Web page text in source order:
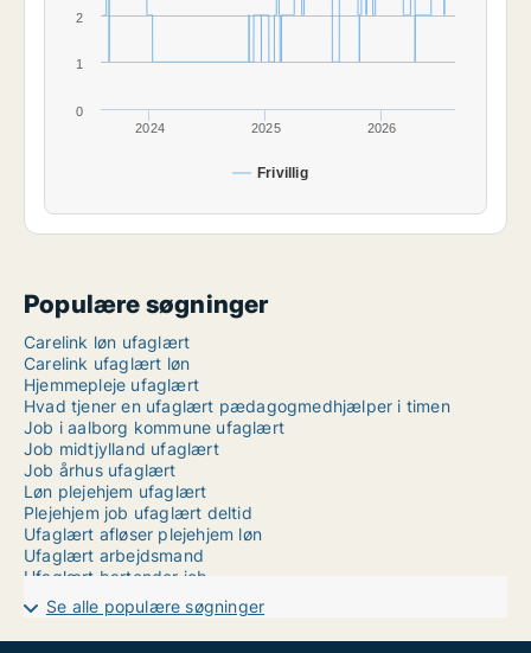
Frivillig
2024 2025 2026
0
1
2
Populære søgninger
Carelink løn ufaglært
Carelink ufaglært løn
Hjemmepleje ufaglært
Hvad tjener en ufaglært pædagogmedhjælper i timen
Job i aalborg kommune ufaglært
Job midtjylland ufaglært
Job århus ufaglært
Løn plejehjem ufaglært
Plejehjem job ufaglært deltid
Ufaglært afløser plejehjem løn
Ufaglært arbejdsmand
Ufaglært bartender job
Ufaglært fuldtidsjob
Ufaglært i hjemmeplejen løn
Ufaglært job jammerbugt
Se alle populære søgninger